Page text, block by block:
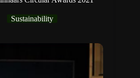
Sustainability